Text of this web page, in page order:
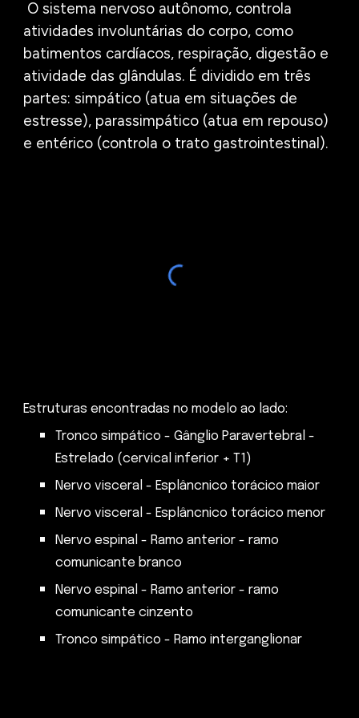
Osistema nervoso autônomo, controla
atividades involuntárias do corpo, como
batimentos cardíacos, respiração, digestão e
atividade das glândulas. É dividido em três
partes: simpático (atua em situações de
estresse), parassimpático (atua em repouso)
e entérico (controla o trato gastrointestinal).
Estruturas encontradas no modelo ao lado:
Tronco simpático - Gânglio Paravertebral -
Estrelado (cervical inferior + T1)
Nervo visceral - Esplâncnico torácico maior
Nervo visceral - Esplâncnico torácicomenor
Nervo espinal - Ramo anterior - ramo
comunicante branco
Nervo espinal - Ramo anterior - ramo
comunicante cinzento
Tronco simpático - Ramo interganglionar